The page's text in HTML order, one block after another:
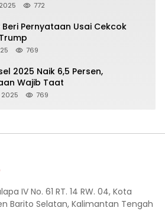
772
Beri Pernyataan Usai Cekcok
769
2025 Naik 6,5 Persen,
Wajib Taat
2025 769
IV No. 61 RT. 14 RW. 04, Kota
Barito Selatan, Kalimantan Tengah